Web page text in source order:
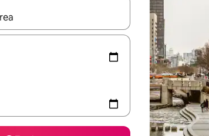
beschikbaar zijn, maak je een keuze met je de